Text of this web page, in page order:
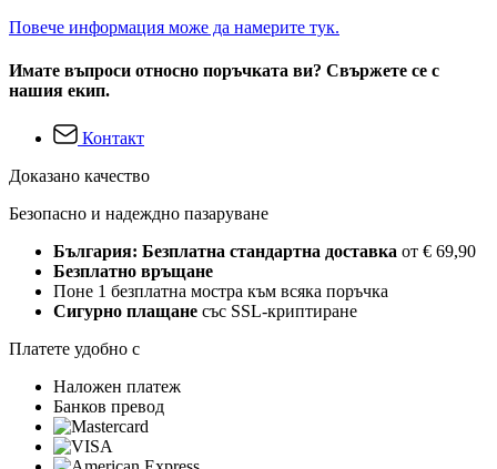
Повече информация може да намерите тук.
Имате въпроси относно поръчката ви? Свържете се с
нашия екип.
Контакт
Доказано качество
Безопасно и надеждно пазаруване
България: Безплатна стандартна доставка от € 69,90
Безплатно връщане
Поне 1 безплатна мостра към всяка поръчка
Сигурно плащане със SSL-криптиране
Платете удобно с
Наложен платеж
Банков превод